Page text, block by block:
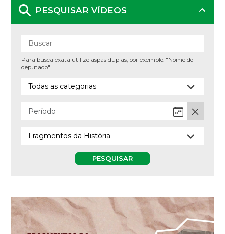
PESQUISAR VÍDEOS
Para busca exata utilize aspas duplas, por exemplo: "Nome do
deputado"
PESQUISAR